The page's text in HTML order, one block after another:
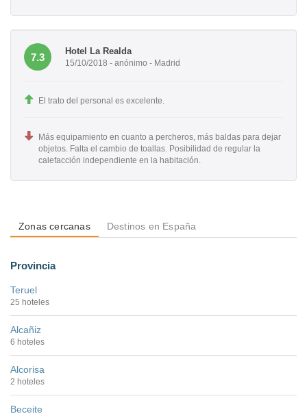
7.3
Hotel La Realda
15/10/2018 - anónimo - Madrid
El trato del personal es excelente.
Más equipamiento en cuanto a percheros, más baldas para dejar
objetos. Falta el cambio de toallas. Posibilidad de regular la
calefacción independiente en la habitación.
Zonas cercanas Destinos en España
Provincia
Teruel
25 hoteles
Alcañiz
6 hoteles
Alcorisa
2 hoteles
Beceite